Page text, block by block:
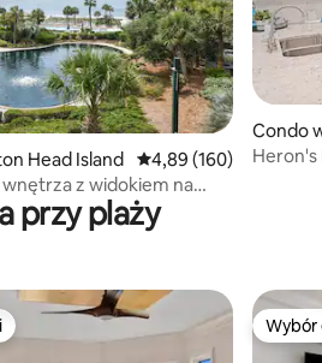
recenzji: 213
Head Island Średnia ocena: 4,89
4,89 (160)
z widokiem na
sypialnia
Condo
Heron's
przy plaży
Wybór